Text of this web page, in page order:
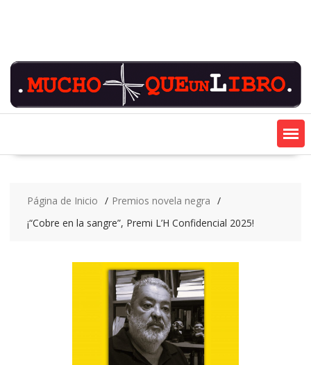
Página de Inicio
Premios novela negra
¡“Cobre en la sangre”, Premi L’H Confidencial 2025!